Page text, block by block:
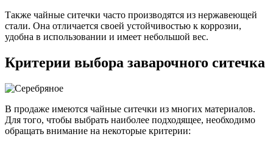
Также чайные ситечки часто производятся из нержавеющей
стали. Она отличается своей устойчивостью к коррозии,
удобна в использовании и имеет небольшой вес.
Критерии выбора заварочного ситечка
В продаже имеются чайные ситечки из многих материалов.
Для того, чтобы выбрать наиболее подходящее, необходимо
обращать внимание на некоторые критерии: